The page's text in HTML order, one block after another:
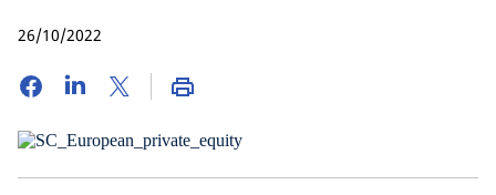
26/10/2022